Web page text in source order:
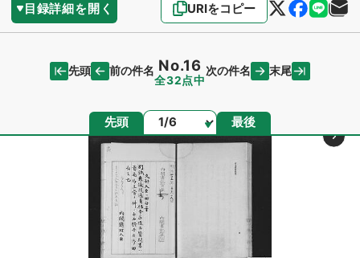
目録詳細を開く URIをコピー
先頭 前の件名 No.16
全32点中
次の件名 末尾
先頭 ページ 最後